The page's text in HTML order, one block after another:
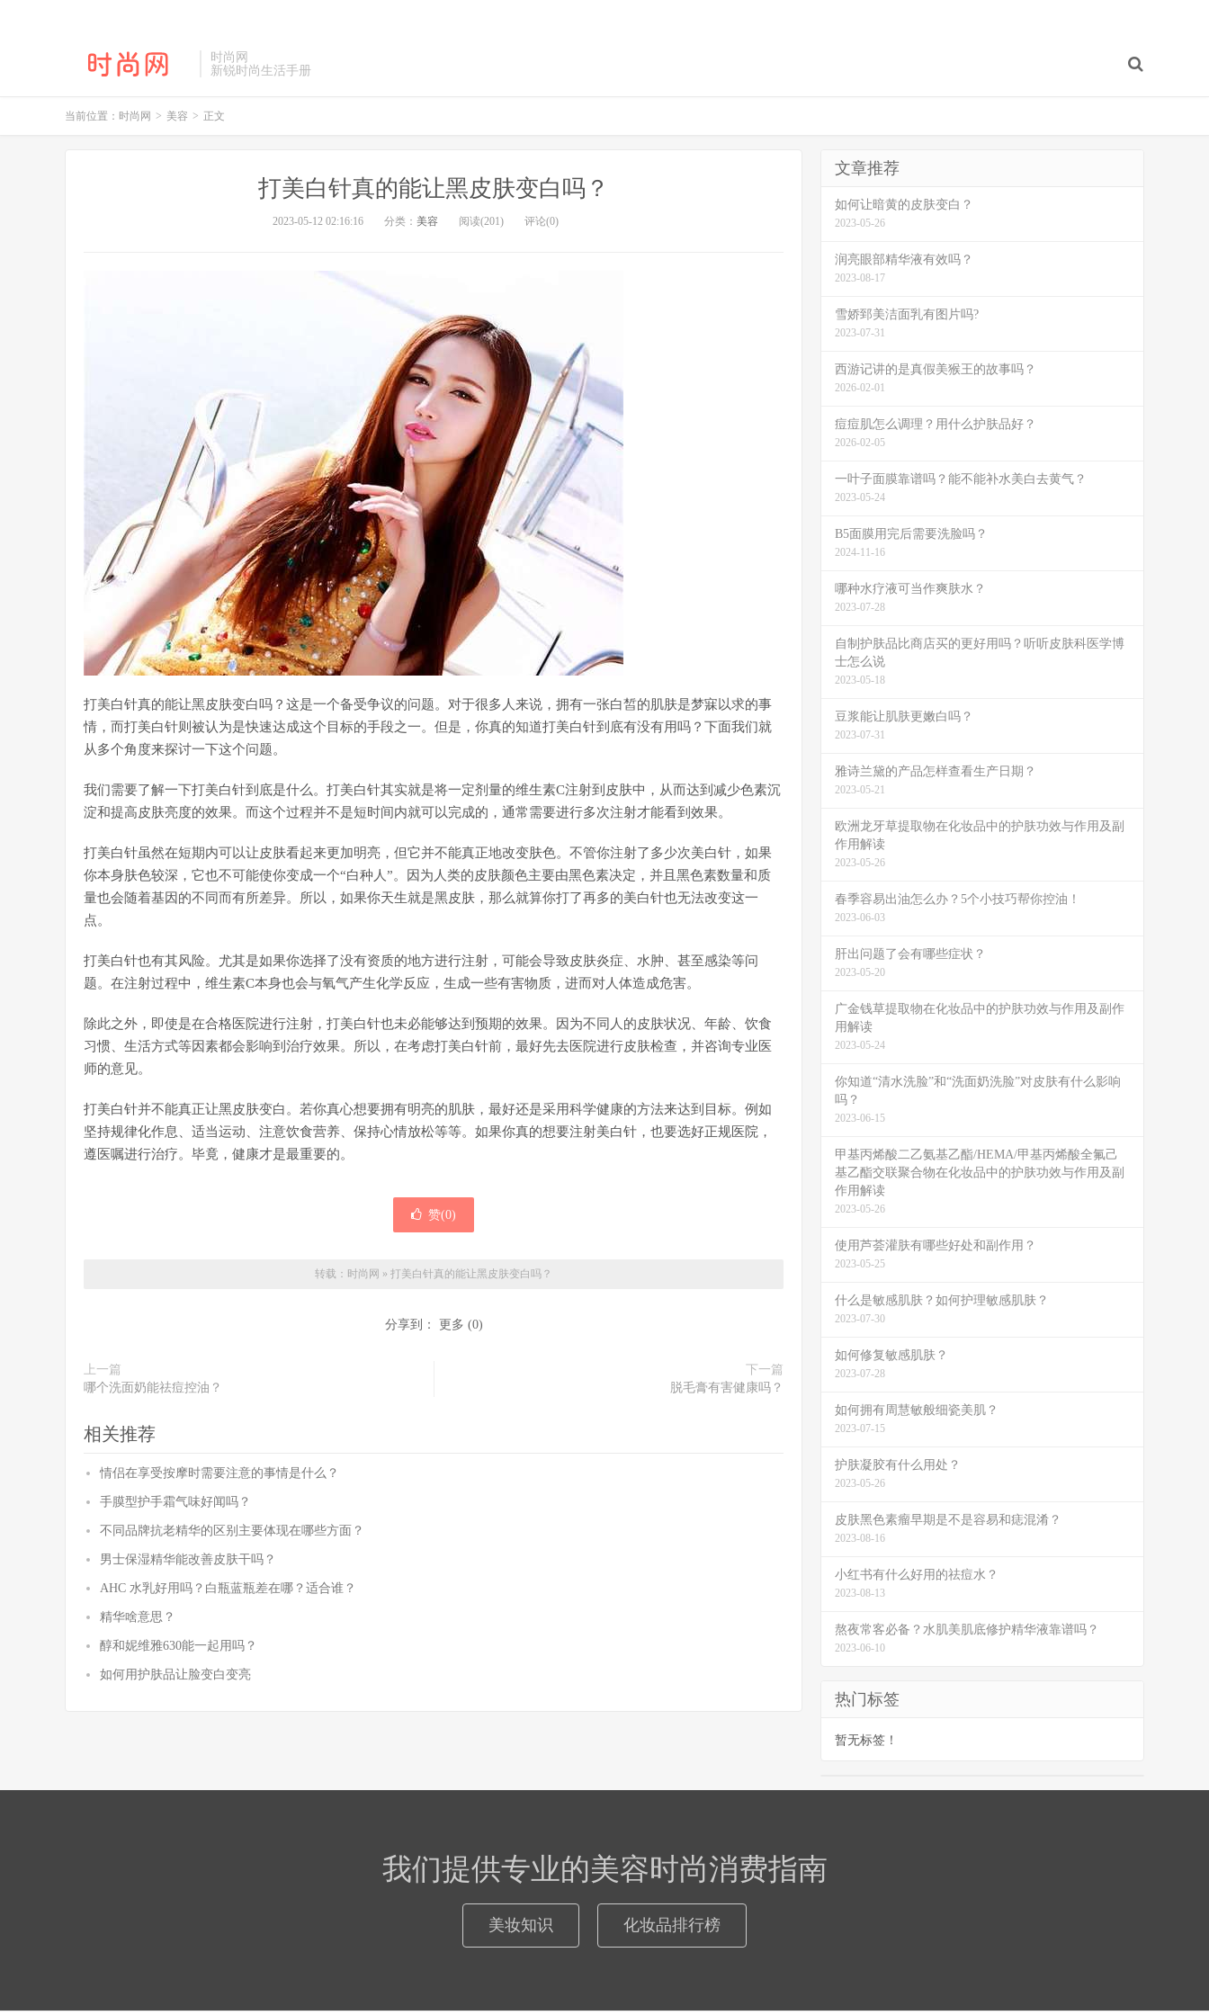
时尚网
新锐时尚生活手册
当前位置： 时尚网 > 美容 > 正文
打美白针真的能让黑皮肤变白吗？
2023-05-12 02:16:16 分类： 美容 阅读(201) 评论(0)
打美白针真的能让黑皮肤变白吗？这是一个备受争议的问题。对于很多人来说，拥有一张白皙的肌肤是梦寐以求的事
情，而打美白针则被认为是快速达成这个目标的手段之一。但是，你真的知道打美白针到底有没有用吗？下面我们就
从多个角度来探讨一下这个问题。
我们需要了解一下打美白针到底是什么。打美白针其实就是将一定剂量的维生素C注射到皮肤中，从而达到减少色素沉
淀和提高皮肤亮度的效果。而这个过程并不是短时间内就可以完成的，通常需要进行多次注射才能看到效果。
打美白针虽然在短期内可以让皮肤看起来更加明亮，但它并不能真正地改变肤色。不管你注射了多少次美白针，如果
你本身肤色较深，它也不可能使你变成一个“白种人”。因为人类的皮肤颜色主要由黑色素决定，并且黑色素数量和质
量也会随着基因的不同而有所差异。所以，如果你天生就是黑皮肤，那么就算你打了再多的美白针也无法改变这一
点。
打美白针也有其风险。尤其是如果你选择了没有资质的地方进行注射，可能会导致皮肤炎症、水肿、甚至感染等问
题。在注射过程中，维生素C本身也会与氧气产生化学反应，生成一些有害物质，进而对人体造成危害。
除此之外，即使是在合格医院进行注射，打美白针也未必能够达到预期的效果。因为不同人的皮肤状况、年龄、饮食
习惯、生活方式等因素都会影响到治疗效果。所以，在考虑打美白针前，最好先去医院进行皮肤检查，并咨询专业医
师的意见。
打美白针并不能真正让黑皮肤变白。若你真心想要拥有明亮的肌肤，最好还是采用科学健康的方法来达到目标。例如
坚持规律化作息、适当运动、注意饮食营养、保持心情放松等等。如果你真的想要注射美白针，也要选好正规医院，
遵医嘱进行治疗。毕竟，健康才是最重要的。
赞(0)
转载： 时尚网 » 打美白针真的能让黑皮肤变白吗？
分享到： 更多 (0)
上一篇
哪个洗面奶能祛痘控油？
下一篇
脱毛膏有害健康吗？
相关推荐
情侣在享受按摩时需要注意的事情是什么？
手膜型护手霜气味好闻吗？
不同品牌抗老精华的区别主要体现在哪些方面？
男士保湿精华能改善皮肤干吗？
AHC 水乳好用吗？白瓶蓝瓶差在哪？适合谁？
精华啥意思？
醇和妮维雅630能一起用吗？
如何用护肤品让脸变白变亮
文章推荐
如何让暗黄的皮肤变白？
2023-05-26
润亮眼部精华液有效吗？
2023-08-17
雪娇郅美洁面乳有图片吗?
2023-07-31
西游记讲的是真假美猴王的故事吗？
2026-02-01
痘痘肌怎么调理？用什么护肤品好？
2026-02-05
一叶子面膜靠谱吗？能不能补水美白去黄气？
2023-05-24
B5面膜用完后需要洗脸吗？
2024-11-16
哪种水疗液可当作爽肤水？
2023-07-28
自制护肤品比商店买的更好用吗？听听皮肤科医学博
士怎么说
2023-05-18
豆浆能让肌肤更嫩白吗？
2023-07-31
雅诗兰黛的产品怎样查看生产日期？
2023-05-21
欧洲龙牙草提取物在化妆品中的护肤功效与作用及副
作用解读
2023-05-26
春季容易出油怎么办？5个小技巧帮你控油！
2023-06-03
肝出问题了会有哪些症状？
2023-05-20
广金钱草提取物在化妆品中的护肤功效与作用及副作
用解读
2023-05-24
你知道“清水洗脸”和“洗面奶洗脸”对皮肤有什么影响
吗？
2023-06-15
甲基丙烯酸二乙氨基乙酯/HEMA/甲基丙烯酸全氟己
基乙酯交联聚合物在化妆品中的护肤功效与作用及副
作用解读
2023-05-26
使用芦荟灌肤有哪些好处和副作用？
2023-05-25
什么是敏感肌肤？如何护理敏感肌肤？
2023-07-30
如何修复敏感肌肤？
2023-07-28
如何拥有周慧敏般细瓷美肌？
2023-07-15
护肤凝胶有什么用处？
2023-05-26
皮肤黑色素瘤早期是不是容易和痣混淆？
2023-08-16
小红书有什么好用的祛痘水？
2023-08-13
熬夜常客必备？水肌美肌底修护精华液靠谱吗？
2023-06-10
热门标签
暂无标签！
我们提供专业的美容时尚消费指南
美妆知识 化妆品排行榜